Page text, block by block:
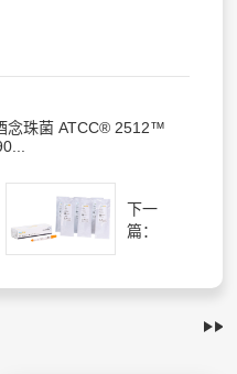
念珠菌 ATCC® 2512™
下一
篇：